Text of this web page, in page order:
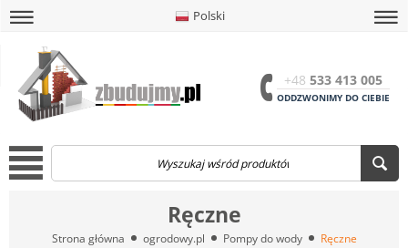
Polski
+48 533 413 005
ODDZWONIMY DO CIEBIE
menu
Ręczne
Strona główna ogrodowy.pl Pompy do wody Ręczne
menu
menu